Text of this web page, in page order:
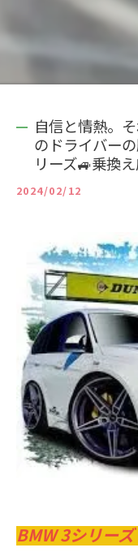
自信と情熱。
のドライバー
リーズ🚙乗換え
2024/02/12
BMW 3シリー